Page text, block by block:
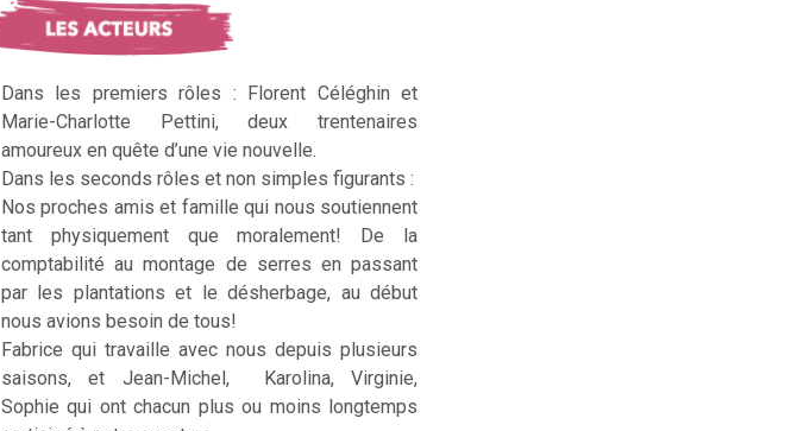
Dans les premiers rôles : Florent Céléghin et
Marie-Charlotte Pettini, deux trentenaires
amoureux en quête d’une vie nouvelle.
Dans les seconds rôles et non simples figurants :
Nos proches amis et famille qui nous soutiennent
tant physiquement que moralement! De la
comptabilité au montage de serres en passant
par les plantations et le désherbage, au début
nous avions besoin de tous!
Fabrice qui travaille avec nous depuis plusieurs
saisons, et Jean-Michel, Karolina, Virginie,
Sophie qui ont chacun plus ou moins longtemps